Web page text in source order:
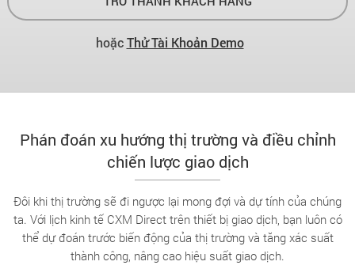
hoặcThử Tài Khoản Demo
Phán đoán xu hướng thị trường và điều chỉnh
chiến lược giao dịch
Đôi khi thị trường sẽ đi ngược lại mong đợi và dự tính của chúng
ta. Với lịch kinh tế CXM Direct trên thiết bị giao dịch, bạn luôn có
thể dự đoán trước biến động của thị trường và tăng xác suất
thành công, nâng cao hiệu suất giao dịch.